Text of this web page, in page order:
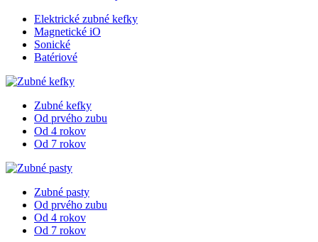
Elektrické zubné kefky
Magnetické iO
Sonické
Batériové
Zubné kefky
Od prvého zubu
Od 4 rokov
Od 7 rokov
Zubné pasty
Od prvého zubu
Od 4 rokov
Od 7 rokov